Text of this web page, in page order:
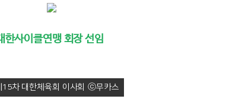
한사이클연맹 회장 선임
15차 대한체육회 이사회